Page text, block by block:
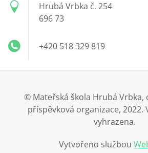
Hrubá Vrbka č. 254
696 73
+420 518 329 819
© Mateřská škola Hrubá Vrbka,
příspěvková organizace, 2022.
vyhrazena.
Vytvořeno službou